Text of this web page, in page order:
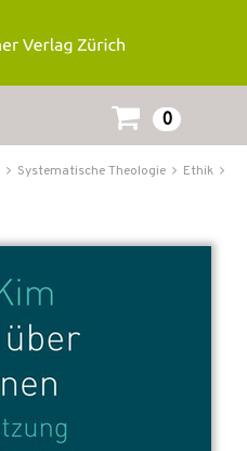
0
Systematische Theologie
Ethik